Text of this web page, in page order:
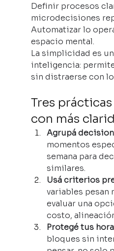
Definir procesos
microdecisiones
Automatizar lo
espacio mental.
La simplicidad es
inteligencia:
sin distraerse con
Tres
con más
Agrupá
momentos
semana para
similares.
Usá criterios
variables pesan
evaluar una
costo,
Protegé tus
bloques sin